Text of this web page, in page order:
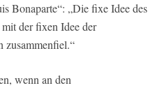
Bonaparte“: „Die fixe Idee des
der fixen Idee der
zusammenfiel.“
wenn an den